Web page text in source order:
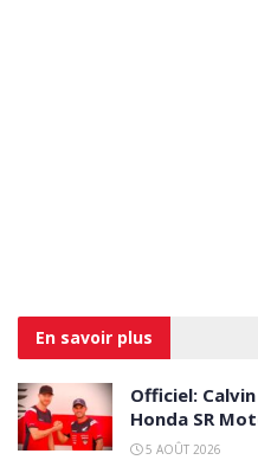
En savoir plus
Officiel:
Honda SR
5 AOÛT 2026